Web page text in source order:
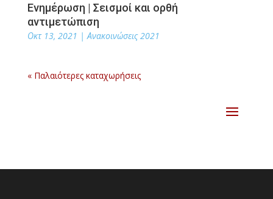
Ενημέρωση | Σεισμοί και ορθή
αντιμετώπιση
Οκτ 13, 2021 |Ανακοινώσεις 2021
« Παλαιότερες καταχωρήσεις